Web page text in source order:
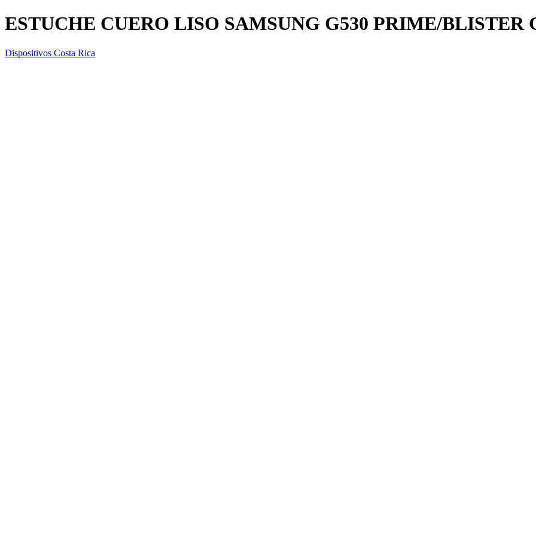
ESTUCHE CUERO LISO SAMSUNG G530 PRIME/BLISTER
Dispositivos Costa Rica